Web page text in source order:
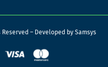
Reserved – Developed by Samsys